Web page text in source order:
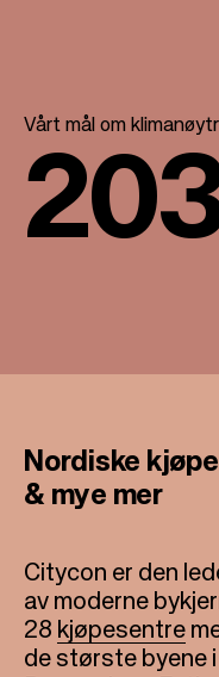
Vårt mål om
Nordiske
& mye mer
Citycon er den
av moderne
28 kjøpesentre
de største byene i